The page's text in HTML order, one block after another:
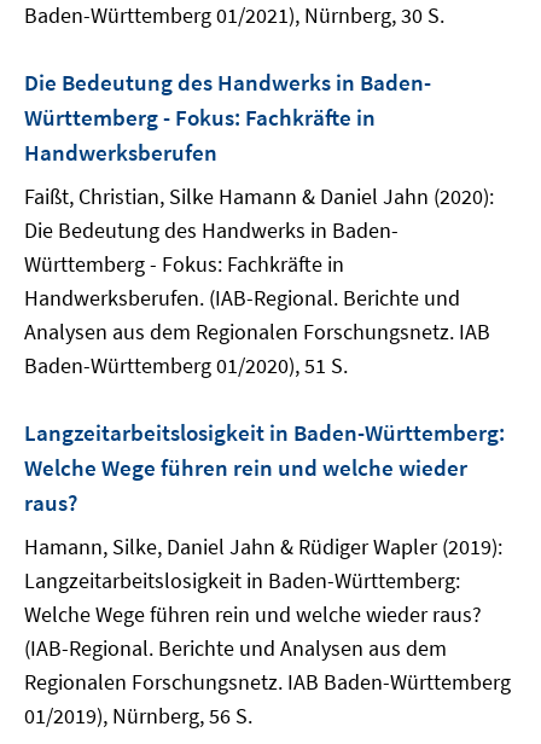
Baden-Württemberg 01/2021), Nürnberg, 30 S.
Die Bedeutung des Handwerks in Baden-
Württemberg - Fokus: Fachkräfte in
Handwerksberufen
Faißt, Christian, Silke Hamann & Daniel Jahn (2020):
Die Bedeutung des Handwerks in Baden-
Württemberg - Fokus: Fachkräfte in
Handwerksberufen. (IAB-Regional. Berichte und
Analysen aus dem Regionalen Forschungsnetz. IAB
Baden-Württemberg 01/2020), 51 S.
Langzeitarbeitslosigkeit in Baden-Württemberg:
Welche Wege führen rein und welche wieder
raus?
Hamann, Silke, Daniel Jahn & Rüdiger Wapler (2019):
Langzeitarbeitslosigkeit in Baden-Württemberg:
Welche Wege führen rein und welche wieder raus?
(IAB-Regional. Berichte und Analysen aus dem
Regionalen Forschungsnetz. IAB Baden-Württemberg
01/2019), Nürnberg, 56 S.